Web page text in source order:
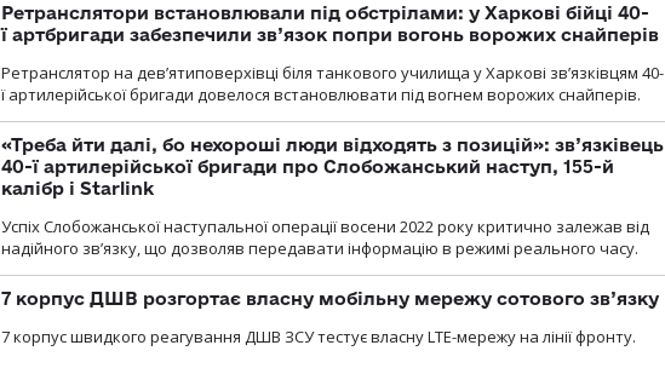
Ретранслятори встановлювали під обстрілами: у Харкові бійці 40-
ї артбригади забезпечили зв’язок попри вогонь ворожих снайперів
Ретранслятор на дев’ятиповерхівці біля танкового училища у Харкові зв’язківцям 40-
ї артилерійської бригади довелося встановлювати під вогнем ворожих снайперів.
«Треба йти далі, бо нехороші люди відходять з позицій»: зв’язківець
40-ї артилерійської бригади про Слобожанський наступ, 155-й
калібр і Starlink
Успіх Слобожанської наступальної операції восени 2022 року критично залежав від
надійного зв’язку, що дозволяв передавати інформацію в режимі реального часу.
7 корпус ДШВ розгортає власну мобільну мережу сотового зв’язку
7 корпус швидкого реагування ДШВ ЗСУ тестує власну LTE-мережу на лінії фронту.